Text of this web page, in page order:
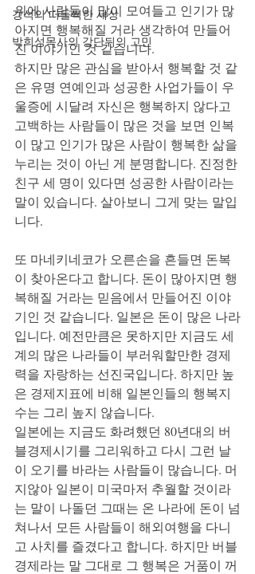
강석의 떠들썩한 세상
박희성목사의 강단뒤의 고민
위에 사람들이 많이 모여들고 인기가 많
아지면 행복해질 거라 생각하여 만들어
진 이야기인 것 같습니다.
하지만 많은 관심을 받아서 행복할 것 같
은 유명 연예인과 성공한 사업가들이 우
울증에 시달려 자신은 행복하지 않다고
고백하는 사람들이 많은 것을 보면 인복
이 많고 인기가 많은 사람이 행복한 삶을
누리는 것이 아닌 게 분명합니다. 진정한
친구 세 명이 있다면 성공한 사람이라는
말이 있습니다. 살아보니 그게 맞는 말입
니다.
또 마네키네코가 오른손을 흔들면 돈복
이 찾아온다고 합니다. 돈이 많아지면 행
복해질 거라는 믿음에서 만들어진 이야
기인 것 같습니다. 일본은 돈이 많은 나라
입니다. 예전만큼은 못하지만 지금도 세
계의 많은 나라들이 부러워할만한 경제
력을 자랑하는 선진국입니다. 하지만 높
은 경제지표에 비해 일본인들의 행복지
수는 그리 높지 않습니다.
일본에는 지금도 화려했던 80년대의 버
블경제시기를 그리워하고 다시 그런 날
이 오기를 바라는 사람들이 많습니다. 머
지않아 일본이 미국마저 추월할 것이라
는 말이 나돌던 그때는 온 나라에 돈이 넘
쳐나서 모든 사람들이 해외여행을 다니
고 사치를 즐겼다고 합니다. 하지만 버블
경제라는 말 그대로 그 행복은 거품이 꺼